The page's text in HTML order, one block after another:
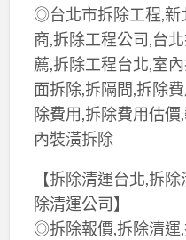
◎台北市拆除工程,新
商,拆除工程公司,台
薦,拆除工程台北,室
面拆除,拆隔間,拆除
除費用,拆除費用估
內裝潢拆除
【拆除清運台北,拆
除清運公司】
◎拆除報價,拆除清運